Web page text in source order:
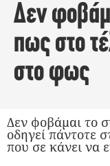
Δεν
πως στο
στο φως
Δεν φοβάμαι το
οδηγεί πάντοτε
που σε κάνει να